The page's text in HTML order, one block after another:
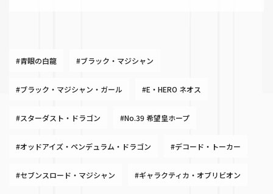
#青眼の白龍 #ブラック・マジシャン
#ブラック・マジシャン・ガール #E・HERO ネオス
#スターダスト・ドラゴン #No.39 希望皇ホープ
#オッドアイズ・ペンデュラム・ドラゴン #デコード・トーカー
#セブンスロード・マジシャン #ギャラクティカ・オブリビオン